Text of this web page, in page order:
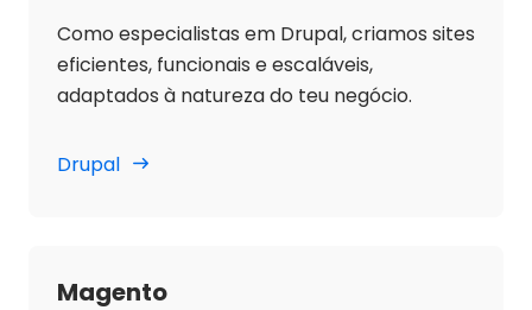
Como especialistas em Drupal, criamos sites
eficientes, funcionais e escaláveis,
adaptados à natureza do teu negócio.
Drupal
Magento